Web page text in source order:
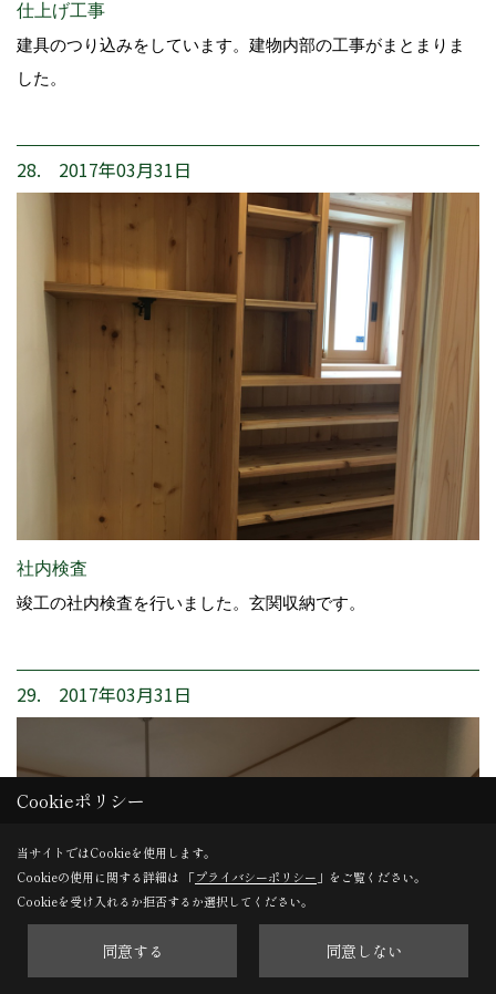
仕上げ工事
建具のつり込みをしています。建物内部の工事がまとまりま
した。
28. 2017年03月31日
社内検査
竣工の社内検査を行いました。玄関収納です。
29. 2017年03月31日
Cookieポリシー
当サイトではCookieを使用します。
Cookieの使用に関する詳細は 「プライバシーポリシー 」をご覧ください。
Cookieを受け入れるか拒否するか選択してください。
同意する 同意しない